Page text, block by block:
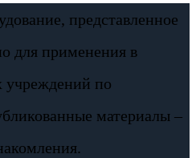
представленное
для применения в
учреждений по
материалы –